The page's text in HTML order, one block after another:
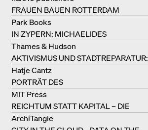
FRAUEN BAUEN ROTTERDAM
IN ZYPERN: MICHAELIDES
RESIDENCE
Park Books
AKTIVISMUS UND STADTREPARATUR:
ASSEMBLE
Thames & Hudson
PORTRÄT DES
PRODUKTIONSGEBÄUDES THE PLUS
DER BJARKE INGELS GROUP
Hatje Cantz
REICHTUM STATT KAPITAL – DIE
ARCHITEKTUR VON ANUPAMA
MIT Press
ArchiTangle